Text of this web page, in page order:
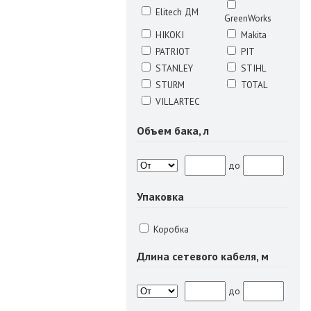
Elitech ДМ
GreenWorks
HIKOKI
Makita
PATRIOT
PIT
STANLEY
STIHL
STURM
TOTAL
VILLARTEC
Объем бака, л
до
Упаковка
Коробка
Длина сетевого кабеля, м
до